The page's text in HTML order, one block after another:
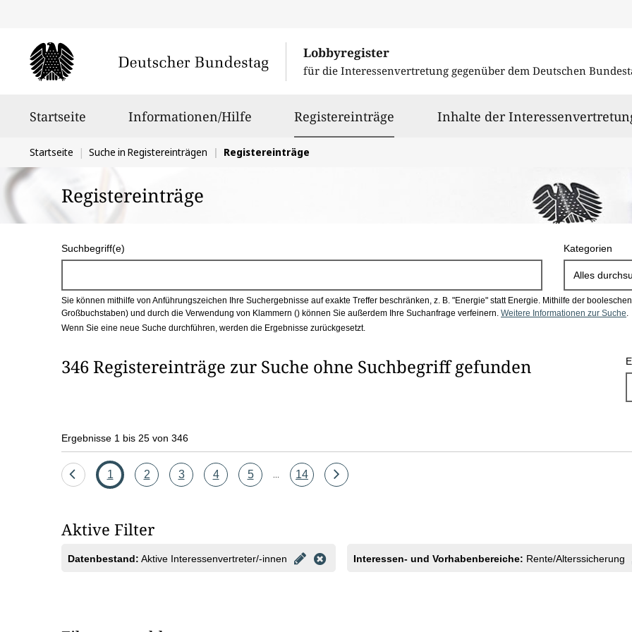
Lobbyregister
für die Interessenvertretung gegenüber dem Deutschen
Startseite Informationen/Hilfe Registereinträge ausgewähltInhalte der
Sie
befinden
sich
hier:
Startseite Suche in Registereinträgen Registereinträge
Registereinträge
u
c
h
b
o
Suchbegriff(e) Kategorien
Alles
Sie können mithilfe von Anführungszeichen Ihre Suchergebnisse auf exakte Treffer beschränken, z. B. "Energie" statt Energie. Mithilfe der
Großbuchstaben) und durch die Verwendung von Klammern () können Sie außerdem Ihre Suchanfrage verfeinern. Weitere Informationen zur Suche.
Wenn Sie eine neue Suche durchführen, werden die Ergebnisse zurückgesetzt.
346 Registereinträge zur Suche ohne Suchbegriff gefunden
Ergebnisse 1 bis 25 von 346
Eine
Seite
1 Seite
2 Seite
3 Seite
4 Seite
5 Seite
14
Eine
Aktive Filter
Datenbestand: Aktive Interessenvertreter/-innen Interessen- und Vorhabenbereiche: Rente/Alterssicherung